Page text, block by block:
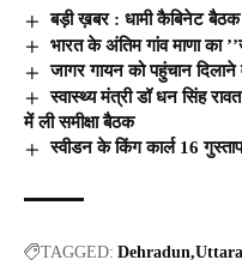
बड़ी ख़बर : धामी कैबिनेट बैठक
भारत के अंतिम गांव माणा का
जागर गायन को पहुंचान दिलाने
स्वास्थ्य मंत्री डॉ धन सिंह
में ली समीक्षा बैठक
स्वीडन के किंग कार्ल 16
TAGGED: Dehradun